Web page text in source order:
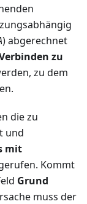
) abgerechnet
zu
zu dem
die zu
und
mit
Kommt
Grund
muss der